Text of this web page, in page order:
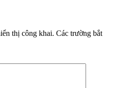
thị công khai. Các trường bắt